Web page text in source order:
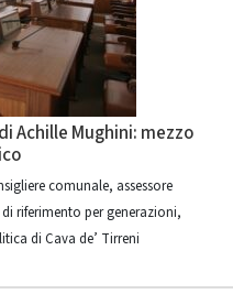
Achille Mughini: mezzo
comunale, assessore
riferimento per generazioni,
di Cava de’ Tirreni